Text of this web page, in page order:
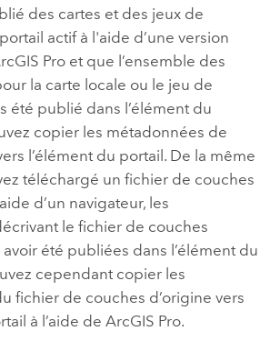
des cartes et des jeux de
actif à l'aide d’une version
Proet que l’ensemble des
la carte locale ou le jeu de
été publié dans l’élément du
copier les métadonnées de
l’élément du portail. De la même
téléchargé un fichier de couches
d’un navigateur, les
le fichier de couches
été publiées dans l’élément du
cependant copier les
fichier de couches d’origine vers
à l’aide de ArcGIS Pro.